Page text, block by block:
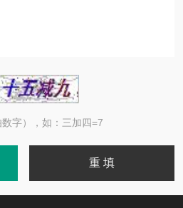
字），如：三加四=7